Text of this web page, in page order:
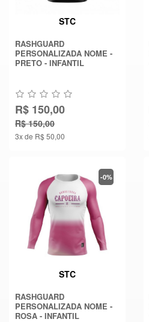
STC
RASHGUARD
PERSONALIZADA NOME -
PRETO - INFANTIL
R$ 150,00
R$ 150,00
3x de R$ 50,00
STC
RASHGUARD
PERSONALIZADA NOME -
ROSA - INFANTIL
-0%